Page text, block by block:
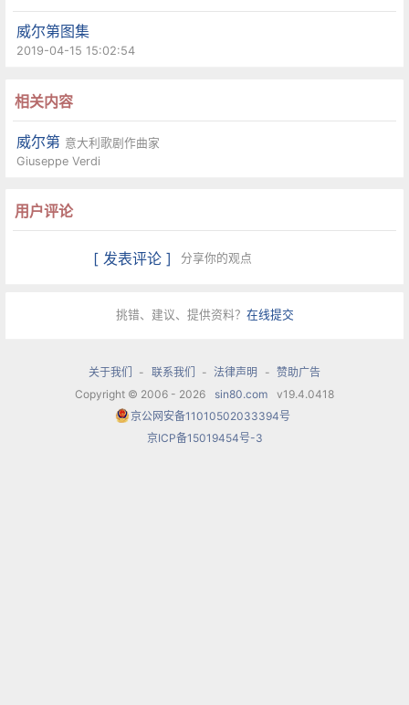
威尔第图集
2019-04-15 15:02:54
相关内容
威尔第 意大利歌剧作曲家
Giuseppe Verdi
用户评论
[ 发表评论 ] 分享你的观点
挑错、建议、提供资料？ 在线提交
关于我们 - 联系我们 - 法律声明 - 赞助广告
Copyright © 2006 - 2026
sin80.com
v19.4.0418
京公网安备11010502033394号
京ICP备15019454号-3